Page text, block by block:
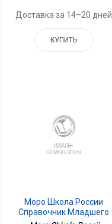
Доставка за 14–20 дней
КУПИТЬ
Моро Школа России
Справочник Младшего